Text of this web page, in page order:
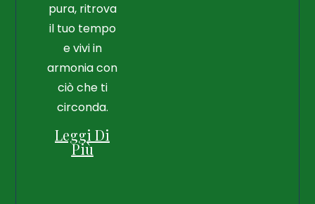
pura, ritrova
il tuo tempo
e vivi in
armonia con
ciò che ti
circonda.
Leggi Di
Più